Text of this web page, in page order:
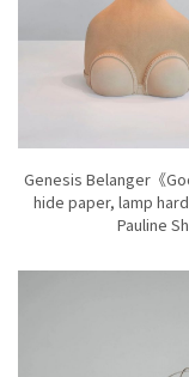
Genesis Belanger《
hide paper, lamp
Pauline